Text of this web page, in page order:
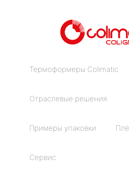
Термоформеры Colimatic
Отраслевые решения
Примеры упаковки
Сервис